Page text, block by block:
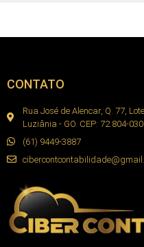
CONTATO
Rua José de Alencar, Q. 77,
Luziânia - GO. CEP: 72.804-030
(61) 9449-3887